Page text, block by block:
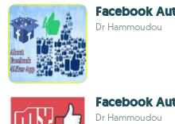
Facebook
Dr Hammoudou
Facebook
Dr Hammoudou